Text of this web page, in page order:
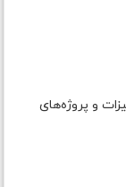
و پروژه‌های